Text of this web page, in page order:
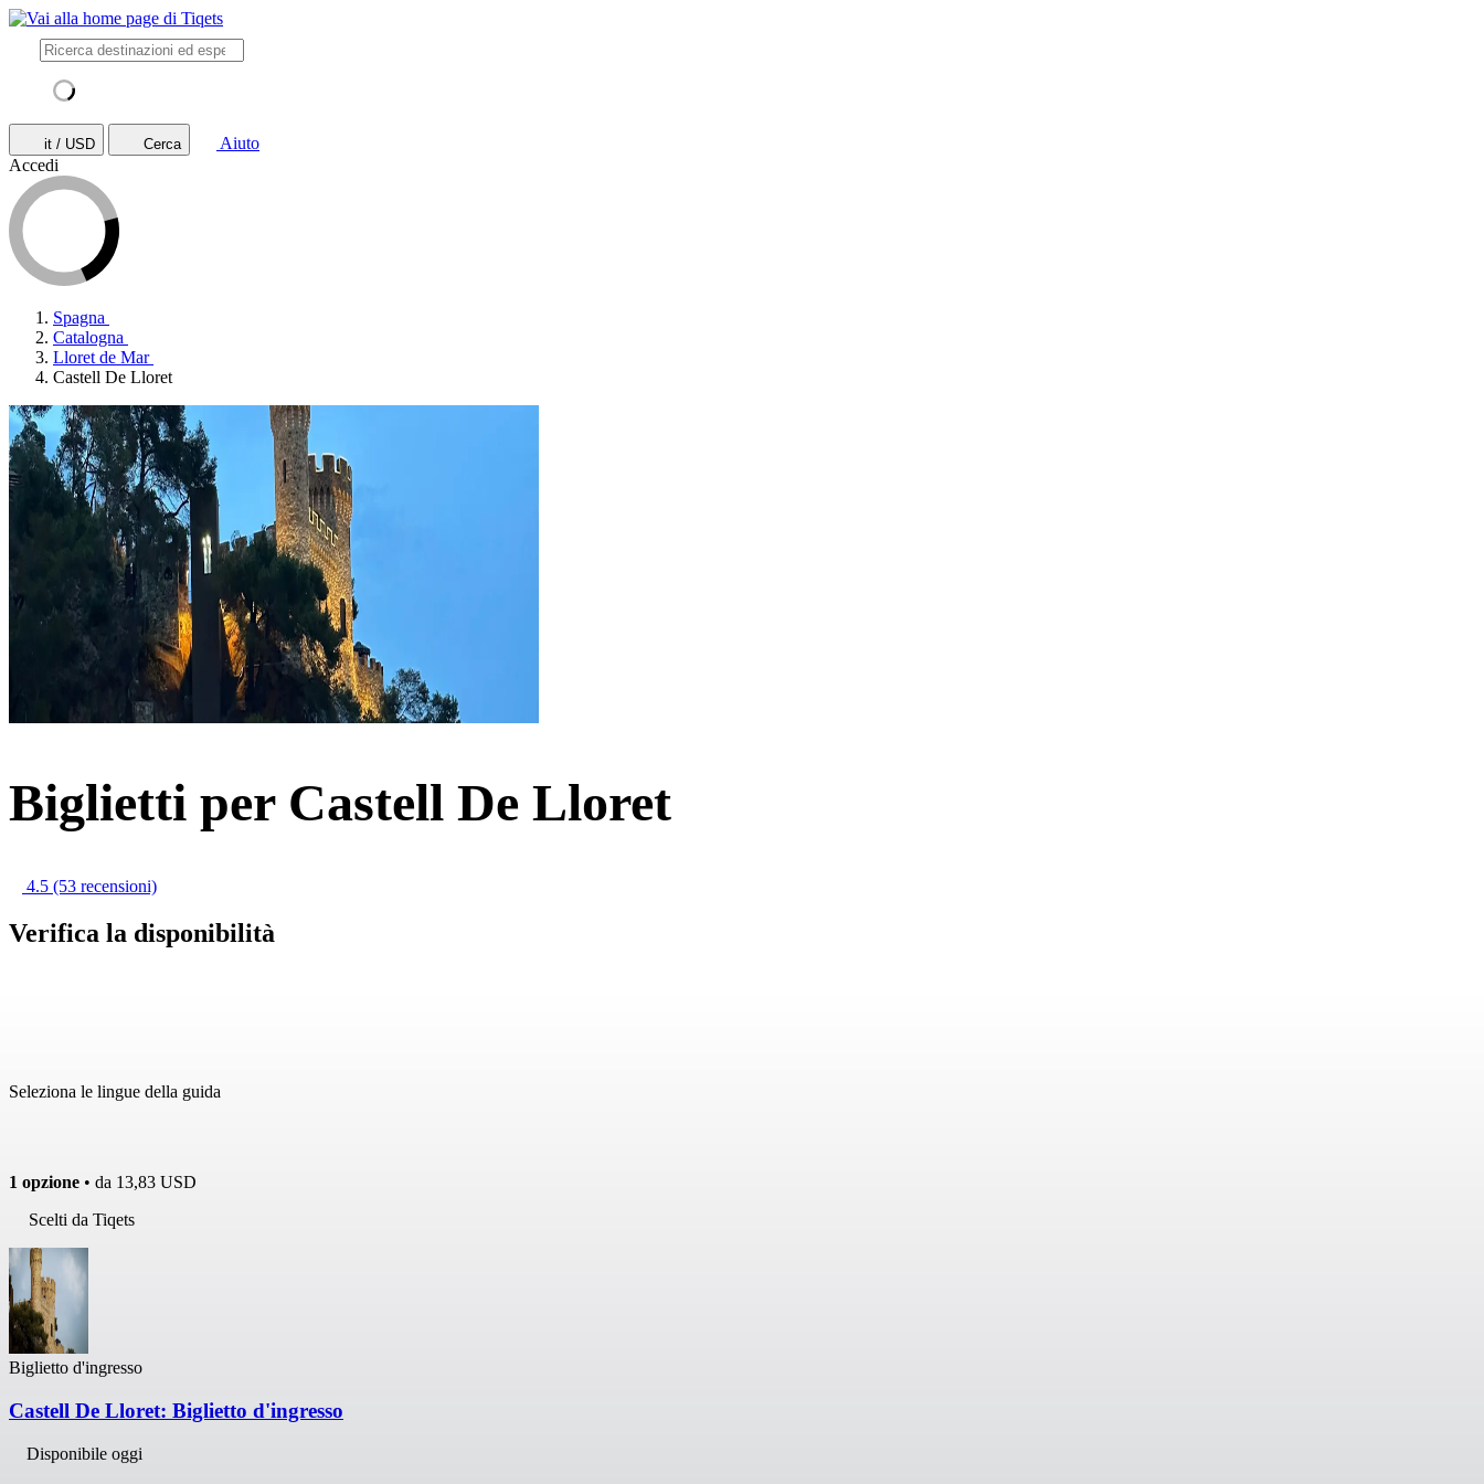
it / USD Cerca
Aiuto
Accedi
Spagna
Catalogna
Lloret de Mar
Castell De Lloret
Biglietti per Castell De Lloret
4.5 (53 recensioni)
Verifica la disponibilità
Seleziona le lingue della guida
1 opzione • da 13,83 USD
Scelti da Tiqets
Biglietto d'ingresso
Castell De Lloret: Biglietto d'ingresso
Disponibile oggi